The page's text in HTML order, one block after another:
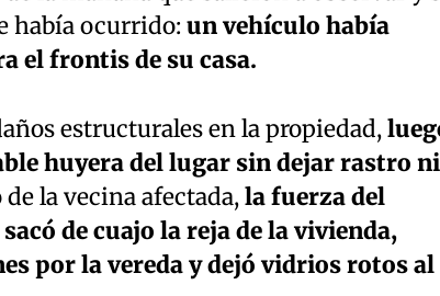
había ocurrido: un vehículo había
el frontis de su casa.
estructurales en la propiedad,
huyera del lugar sin dejar rastro ni
la vecina afectada,la fuerza del
de cuajo la reja de la vivienda,
por la vereda y dejó vidrios rotos al